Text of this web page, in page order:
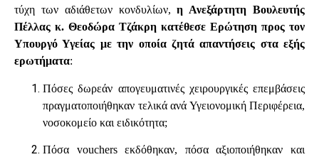
τύχη των αδιάθετων κονδυλίων,η Ανεξάρτητη Βουλευτής
Πέλλας κ. Θεοδώρα Τζάκρη κατέθεσε Ερώτηση προς τον
Υπουργό Υγείας με την οποία ζητά απαντήσεις στα εξής
ερωτήματα:
Πόσες δωρεάν απογευματινές χειρουργικές επεμβάσεις
πραγματοποιήθηκαν τελικά ανά Υγειονομική Περιφέρεια,
νοσοκομείο και ειδικότητα;
Πόσα vouchers εκδόθηκαν, πόσα αξιοποιήθηκαν και